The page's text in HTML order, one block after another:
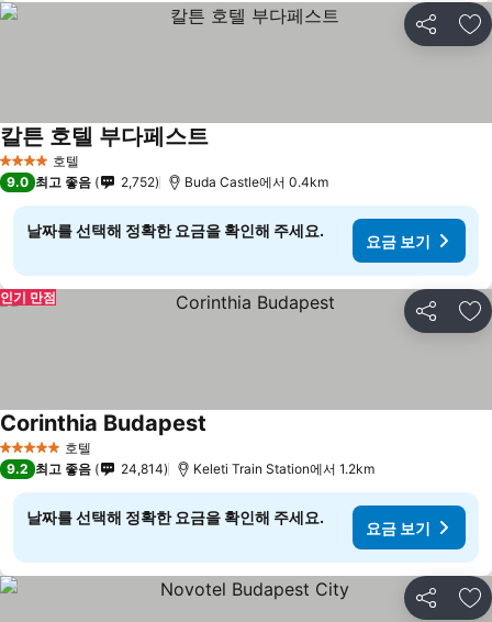
공유 즐
4 성급 호텔
칼튼 호텔 부다페스트
9.0 최고 좋음 2,752 Buda Castle에서 0.4km
날짜를 선택해 정확한 요금을 확인해 주세요.
요금 보기
공유 즐
인기 만점
5 성급 호텔
Corinthia Budapest
9.2 최고 좋음 24,814 Keleti Train Station에서 1.2km
날짜를 선택해 정확한 요금을 확인해 주세요.
요금 보기
공유 즐